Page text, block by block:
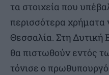
τα στοιχεία που
περισσότερα χρήματα
Θεσσαλία. Στη Δυτική
θα πιστωθούν εντός
τόνισε ο